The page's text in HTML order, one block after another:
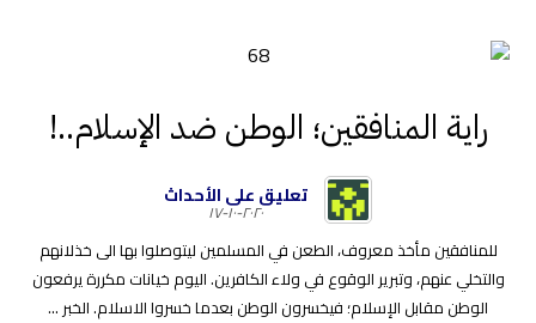
راية المنافقين؛ الوطن ضد الإسلام..!
تعليق على الأحداث
٢٠٢٠-١٠-١٧
للمنافقين مأخذ معروف، الطعن في المسلمين ليتوصلوا بها الى خذلانهم
والتخلي عنهم، وتبرير الوقوع في ولاء الكافرين. اليوم خيانات مكررة يرفعون
الوطن مقابل الإسلام؛ فيخسرون الوطن بعدما خسروا الاسلام. الخبر ...